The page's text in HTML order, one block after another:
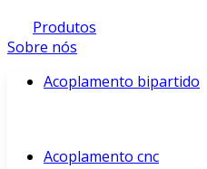
Produtos
Sobre nós
Acoplamento bipartido
Acoplamento cnc